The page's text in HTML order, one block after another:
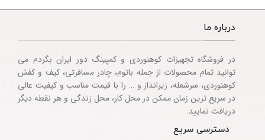
درباره ما
در فروشگاه تجهیزات کوهنوردی و کمپینگ دور ایران بگردم می
توانید تمام محصولات از جمله باتوم، چادر مسافرتی، کیف و کفش
کوهنوردی، سرشعله، زیرانداز و … را با قیمت مناسب و کیفیت عالی
در سریع ترین زمان ممکن در محل کار، محل زندگی و هر نقطه دیگر
دریافت نمایید.
دسترسی سریع